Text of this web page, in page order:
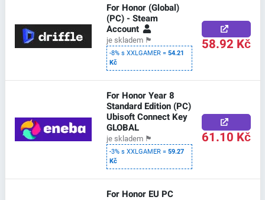
For Honor (Global)
(PC) - Steam
Account
je skladem 🏴
-8% s XXLGAMER =54.21
Kč
58.92 Kč
For Honor Year 8
Standard Edition (PC)
Ubisoft Connect Key
GLOBAL
je skladem 🏴
-3% s XXLGAMER =59.27
Kč
61.10 Kč
For Honor EU PC